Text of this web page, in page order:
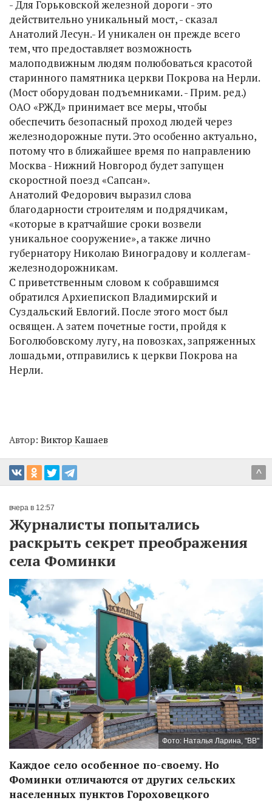
- Для Горьковской железной дороги - это
действительно уникальный мост, - сказал
Анатолий Лесун.- И уникален он прежде всего
тем, что предоставляет возможность
малоподвижным людям полюбоваться красотой
старинного памятника церкви Покрова на Нерли.
(Мост оборудован подъемниками. - Прим. ред.)
ОАО «РЖД» принимает все меры, чтобы
обеспечить безопасный проход людей через
железнодорожные пути. Это особенно актуально,
потому что в ближайшее время по направлению
Москва - Нижний Новгород будет запущен
скоростной поезд «Сапсан».
Анатолий Федорович выразил слова
благодарности строителям и подрядчикам,
«которые в кратчайшие сроки возвели
уникальное сооружение», а также лично
губернатору Николаю Виноградову и коллегам-
железнодорожникам.
С приветственным словом к собравшимся
обратился Архиепископ Владимирский и
Суздальский Евлогий. После этого мост был
освящен. А затем почетные гости, пройдя к
Боголюбовскому лугу, на повозках, запряженных
лошадьми, отправились к церкви Покрова на
Нерли.
Автор: Виктор Кашаев
^
вчера в 12:57
Журналисты попытались
раскрыть секрет преображения
села Фоминки
Фото: Наталья Ларина, "ВВ"
Каждое село особенное по-своему. Но
Фоминки отличаются от других сельских
населенных пунктов Гороховецкого